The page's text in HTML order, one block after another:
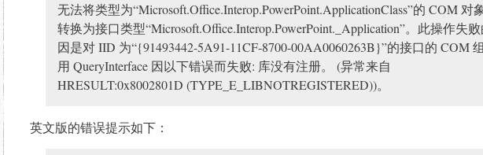
无法将类型为“Microsoft.Office.Interop.PowerPoint.ApplicationClass”的 COM 对
转换为接口类型“Microsoft.Office.Interop.PowerPoint._Application”。此操作失
因是对 IID 为“{91493442-5A91-11CF-8700-00AA0060263B}”的接口的 COM
用 QueryInterface 因以下错误而失败: 库没有注册。 (异常来自
HRESULT:0x8002801D (TYPE_E_LIBNOTREGISTERED))。
英文版的错误提示如下：